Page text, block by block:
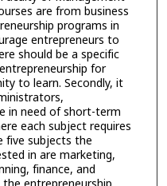
are from business
programs in
entrepreneurs to
should be a specific
for
to learn. Secondly, it
in need of short-term
each subject requires
five subjects the
in are marketing,
finance, and